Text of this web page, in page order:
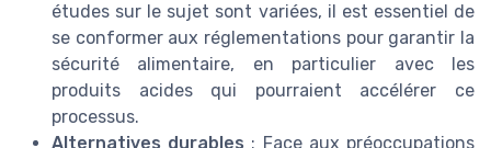
études sur le sujet sont variées, il est essentiel de
se conformer aux réglementations pour garantir la
sécurité alimentaire, en particulier avec les
produits acides qui pourraient accélérer ce
processus.
Alternatives durables : Face aux préoccupations